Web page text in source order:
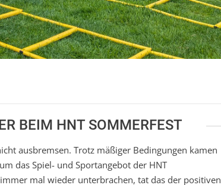
BEIM HNT SOMMERFEST
ausbremsen. Trotz mäßiger Bedingungen kamen
das Spiel- und Sportangebot der HNT
mal wieder unterbrachen, tat das der positiven